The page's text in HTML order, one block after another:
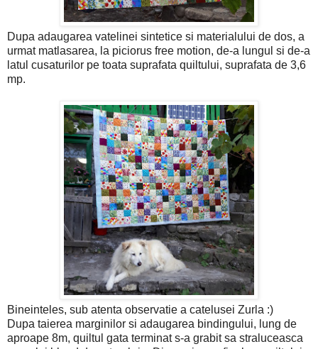
Dupa adaugarea vatelinei sintetice si materialului de dos, a
urmat matlasarea, la piciorus free motion, de-a lungul si de-a
latul cusaturilor pe toata suprafata quiltului, suprafata de 3,6
mp.
Bineinteles, sub atenta observatie a catelusei Zurla :)
Dupa taierea marginilor si adaugarea bindingului, lung de
aproape 8m, quiltul gata terminat s-a grabit sa straluceasca